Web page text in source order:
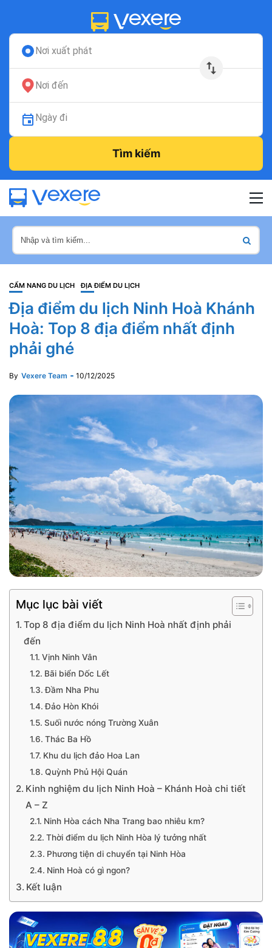
Nơi xuất phát
Nơi đến
Ngày đi
Tìm kiếm
CẨM NANG DU LỊCH ĐỊA ĐIỂM DU LỊCH
Địa điểm du lịch Ninh Hoà Khánh
Hoà: Top 8 địa điểm nhất định
phải ghé
By Vexere Team 10/12/2025
Mục lục bài viết
Top 8 địa điểm du lịch Ninh Hoà nhất định phải
đến
Vịnh Ninh Vân
Bãi biển Dốc Lết
Đầm Nha Phu
Đảo Hòn Khói
Suối nước nóng Trường Xuân
Thác Ba Hồ
Khu du lịch đảo Hoa Lan
Quỳnh Phủ Hội Quán
Kinh nghiệm du lịch Ninh Hoà – Khánh Hoà chi tiết
A – Z
Ninh Hòa cách Nha Trang bao nhiêu km?
Thời điểm du lịch Ninh Hòa lý tưởng nhất
Phương tiện di chuyển tại Ninh Hòa
Ninh Hoà có gì ngon?
Kết luận